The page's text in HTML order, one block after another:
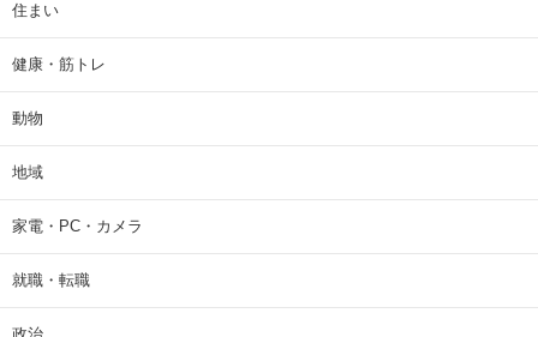
住まい
健康・筋トレ
動物
地域
家電・PC・カメラ
就職・転職